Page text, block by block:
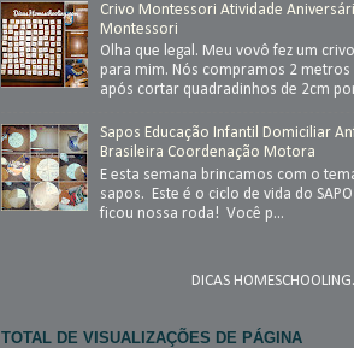
Crivo Montessori Atividade
Montessori
Olha que legal. Meu vovô fez um
para mim. Nós compramos 2 metros
após cortar quadradinhos de 2cm
Sapos Educação Infantil Domiciliar
Brasileira Coordenação Motora
E esta semana brincamos com o
sapos. Este é o ciclo de vida do
ficou nossa roda! Você p...
DICAS
TOTAL DE VISUALIZAÇÕES DE PÁGINA